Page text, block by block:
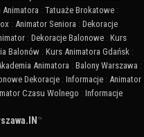
: Tatuaże Brokatowe :
: Animator Seniora : Dekoracje
: Dekoracje Balonowe : Kurs
Balonów : Kurs Animatora Gdańsk :
Animatora : Balony Warszawa :
Dekoracje : Informacje : Animator
Czasu Wolnego : Informacje
™